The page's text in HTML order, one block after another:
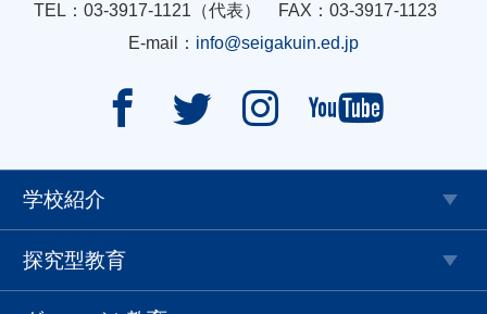
TEL：03-3917-1121（代表） FAX：03-3917-1123
E-mail： info@seigakuin.ed.jp
   
学校紹介
探究型教育